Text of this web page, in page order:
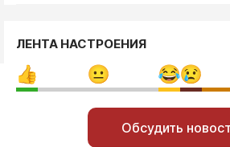
ЛЕНТА НАСТРОЕНИЯ
Обсудить